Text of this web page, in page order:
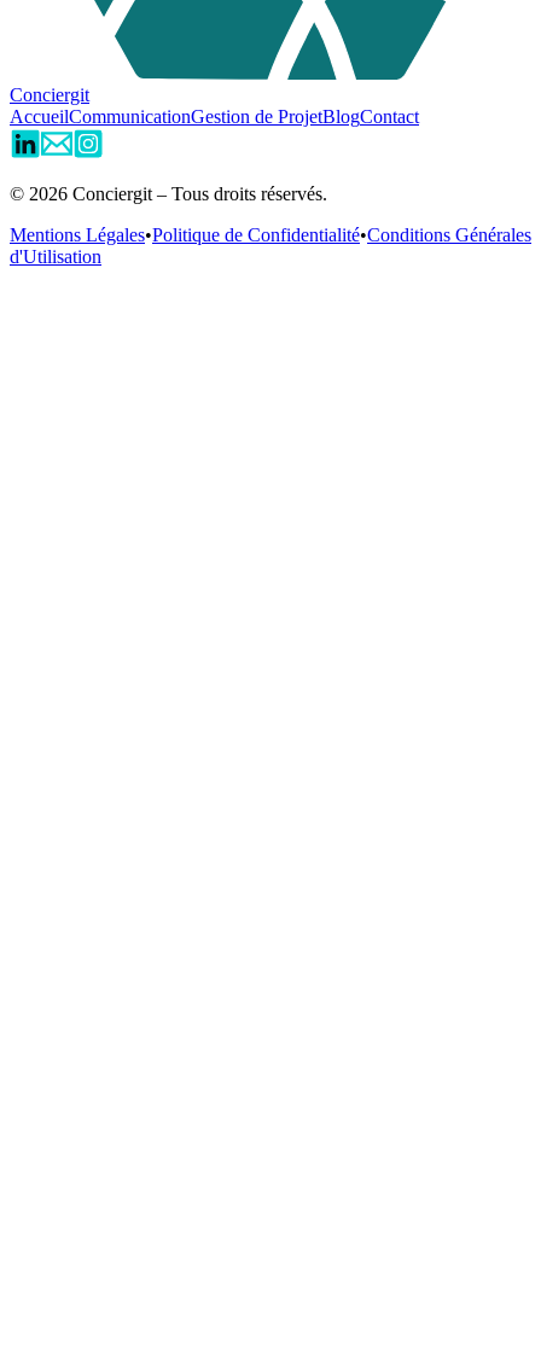
Conciergit
AccueilCommunicationGestion de ProjetBlogContact
© 2026 Conciergit – Tous droits réservés.
Mentions Légales•Politique de Confidentialité•Conditions Générales
d'Utilisation